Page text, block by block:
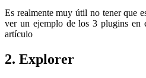
Es realmente muy útil no tener que
ver un ejemplo de los 3 plugins en
artículo
2. Explorer